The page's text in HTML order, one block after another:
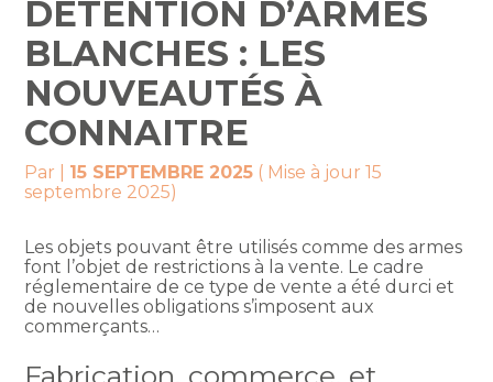
DÉTENTION D’ARMES
BLANCHES : LES
NOUVEAUTÉS À
CONNAITRE
Par 15 SEPTEMBRE 2025 ( Mise à jour 15
septembre 2025)
Les objets pouvant être utilisés comme des armes
font l’objet de restrictions à la vente. Le cadre
réglementaire de ce type de vente a été durci et
de nouvelles obligations s’imposent aux
commerçants…
Fabrication, commerce, et